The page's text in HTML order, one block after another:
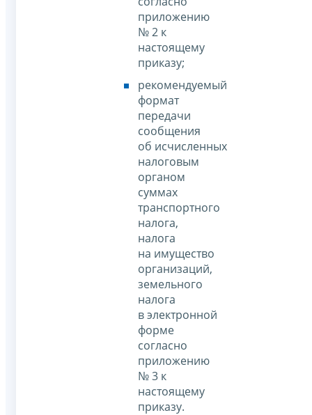
приложению
№ 2 к
настоящему
приказу;
рекомендуемый
формат
передачи
сообщения
об исчисленных
налоговым
органом
суммах
транспортного
налога,
налога
на имущество
организаций,
земельного
налога
в электронной
форме
согласно
приложению
№ 3 к
настоящему
приказу.